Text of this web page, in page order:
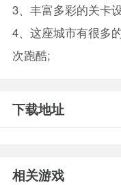
3、丰富多彩的关卡
4、这座城市有很多
次跑酷;
下载地址
相关游戏